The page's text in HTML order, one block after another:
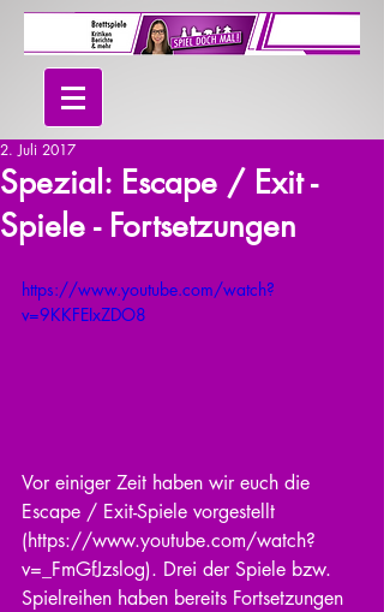
Spezial: Escape / Exit -
Spiele - Fortsetzungen
2. Juli 2017
https://www.youtube.com/watch?
v=9KKFEIxZDO8
Vor einiger Zeit haben wir euch die
Escape / Exit-Spiele vorgestellt
(https://www.youtube.com/watch?
v=_FmGfJzslog). Drei der Spiele bzw.
Spielreihen haben bereits Fortsetzungen